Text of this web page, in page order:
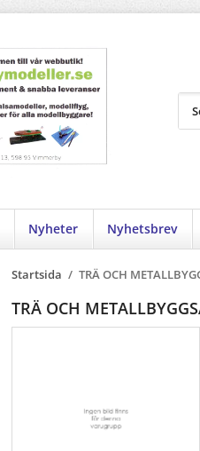
Nyheter Nyhetsbrev
Startsida / TRÄ OCH
TRÄ OCH